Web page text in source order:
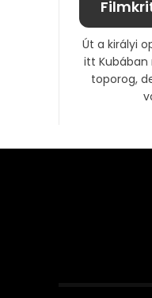
Út a királyi
itt Kubában
toporog,